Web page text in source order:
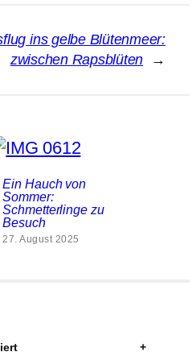
ins gelbe Blütenmeer:
zwischen Rapsblüten
→
Ein Hauch von
Sommer:
Schmetterlinge zu
Besuch
27. August 2025
+